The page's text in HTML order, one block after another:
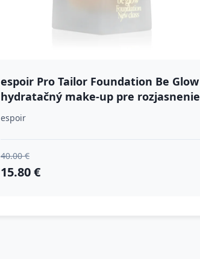
espoir Pro Tailor Foundation Be Glow
hydratačný make-up pre rozjasnenie
pleti odtieň 20 Vanilla 30 g
espoir
40.00 €
15.80 €